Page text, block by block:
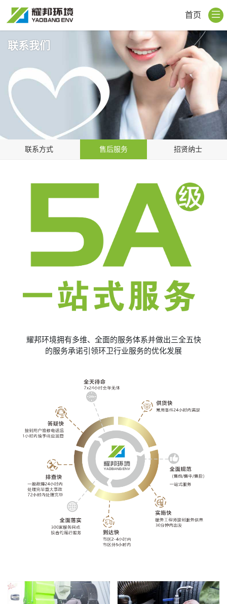
首页
联系我们
联系方式 售后服务 招贤纳士
耀邦环境拥有多维、全面的服务体系并做出三全五快
的服务承诺引领环卫行业服务的优化发展